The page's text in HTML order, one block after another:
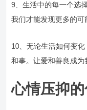
9、生活中的每一个选
我们才能发现更多的可
10、无论生活如何变
和事。让爱和善良成为
心情压抑